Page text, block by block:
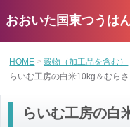
おおいた国東つうは
HOME 穀物（加工品を含む）
らいむ工房の白米10kg＆むら
らいむ工房の白